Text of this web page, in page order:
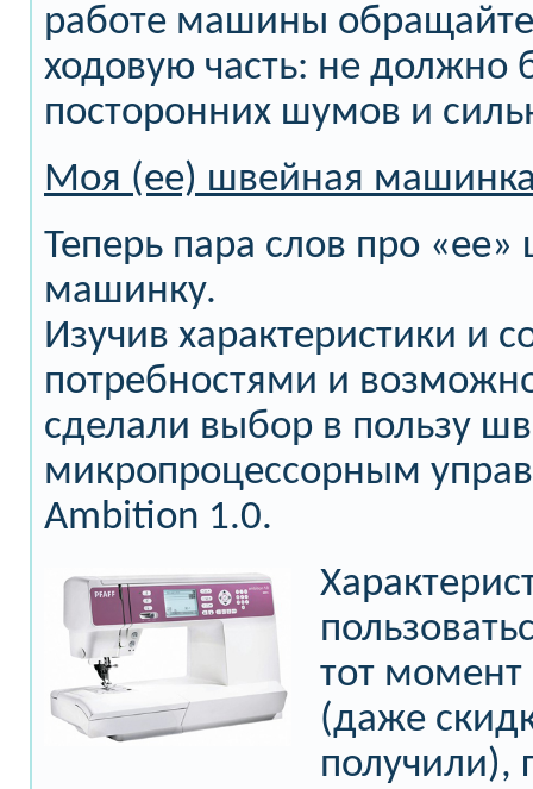
работе машины
ходовую часть: не должно
посторонних шумов и
Моя (ее) швейная
Теперь пара слов про
машинку.
Изучив характеристики и
потребностями и
сделали выбор в пользу
микропроцессорным
Ambition 1.0.
тот
(даже
получили),